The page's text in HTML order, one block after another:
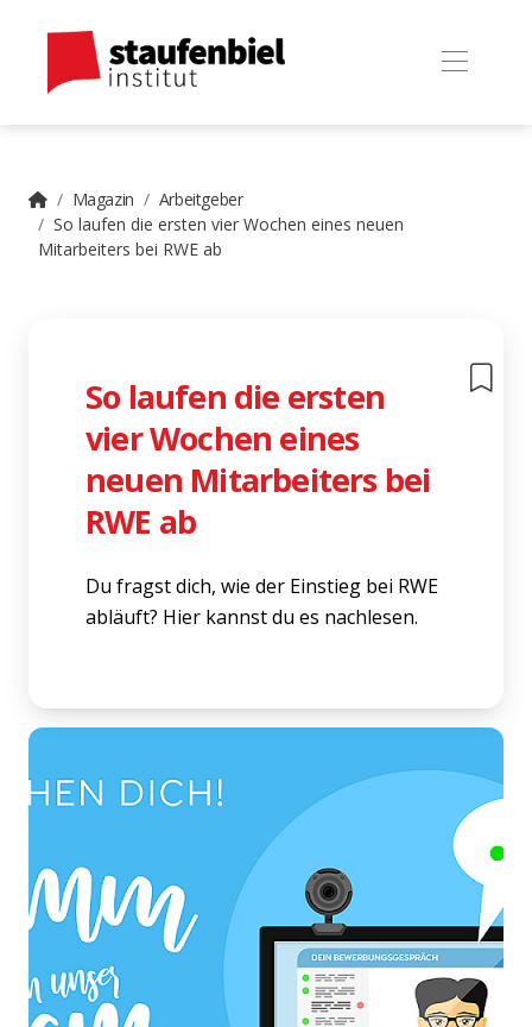
Magazin
Arbeitgeber
So laufen die ersten vier Wochen eines neuen
Mitarbeiters bei RWE ab
So laufen die ersten
vier Wochen eines
neuen Mitarbeiters bei
RWE ab
Du fragst dich, wie der Einstieg bei RWE
abläuft? Hier kannst du es nachlesen.